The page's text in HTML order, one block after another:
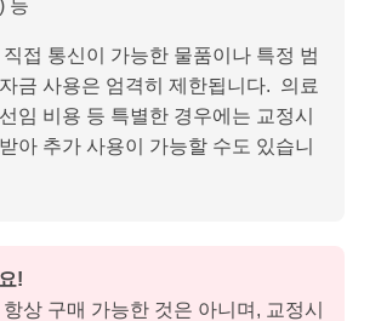
등
접 통신이 가능한 물품이나 특정 범
금 사용은 엄격히 제한됩니다. 의료
임 비용 등 특별한 경우에는 교정시
아 추가 사용이 가능할 수도 있습니
!
상 구매 가능한 것은 아니며, 교정시